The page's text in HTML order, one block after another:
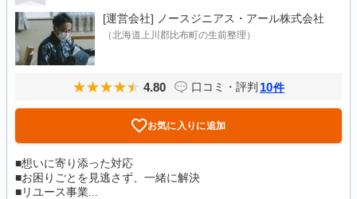
[運営会社] ノースジニアス・アール株式会社
（北海道上川郡比布町の生前整理）
4.80 口コミ・評判 10件
お気に入りに追加
■想いに寄り添った対応
■お困りごとを見逃さず、一緒に解決
■リユース事業...